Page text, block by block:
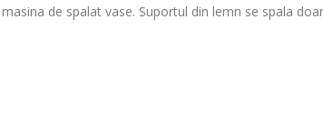
de spalat vase. Suportul din lemn se spala